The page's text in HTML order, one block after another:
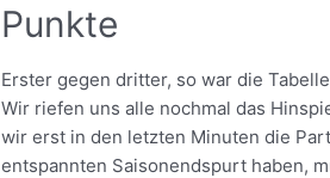
Punkte
Erster gegen dritter, so war die
Wir riefen uns alle nochmal das
wir erst in den letzten Minuten die
entspannten Saisonendspurt haben,